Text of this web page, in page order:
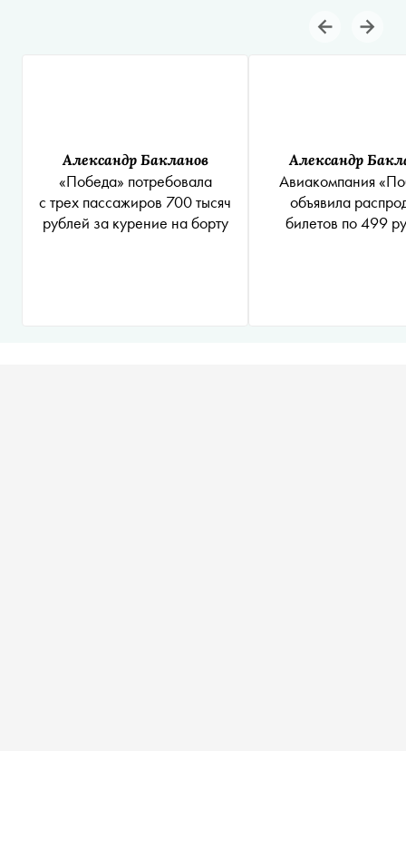
Александр Бакланов
«Победа» потребовала
с трех пассажиров 700 тысяч
рублей за курение на борту
Александр
Авиакомпания
объявила
билетов по 499